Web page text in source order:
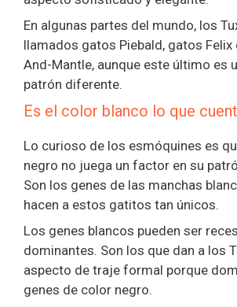
En algunas partes del mundo, los
llamados gatos Piebald, gatos
And-Mantle, aunque este último es
patrón diferente.
Es el color blanco lo que
Lo curioso de los esmóquines es
negro no juega un factor en su
Son los genes de las manchas
hacen a estos gatitos tan únicos.
Los genes blancos pueden ser
dominantes. Son los que dan a los
aspecto de traje formal porque
genes de color negro.